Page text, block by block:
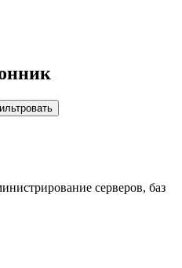
серверов, баз